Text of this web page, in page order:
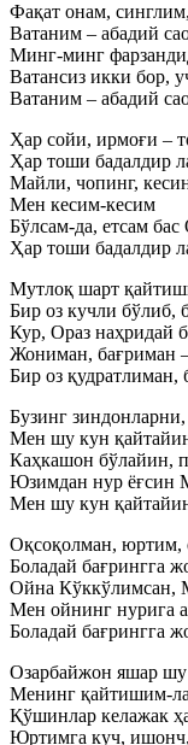
Фақат онам,
Ватаним – абадий
Минг-минг
Ватансиз икки бор,
Ватаним – абадий
Ҳар сойи, ирмоғи –
Ҳар тоши бадалдир
Майли, чопинг,
Мен кесим-кесим
Бўлсам-да, етсам
Ҳар тоши бадалдир
Мутлоқ шарт
Бир оз кучли бўлиб,
Кур, Ораз наҳридай
Жониман, бағриман
Бир оз қудратлиман,
Бузинг
Мен шу кун
Каҳкашон бўлайин,
Юзимдан нур ёғсин
Мен шу кун
Оқсоқолман, юртим,
Боладай бағрингга
Ойна Кўккўлимсан,
Мен ойнинг нурига
Боладай бағрингга
Озарбайжон яшар шу
Менинг қайтишим-
Қўшинлар келажак
Юртимга куч, ишонч,